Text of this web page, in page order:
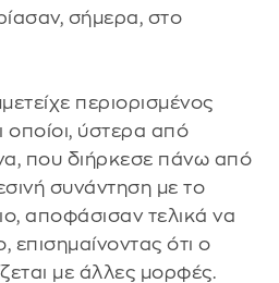
σήμερα, στο
περιορισμένος
οποίοι, ύστερα από
που διήρκεσε πάνω από
συνάντηση με το
αποφάσισαν τελικά να
ότι ο
με άλλες μορφές.